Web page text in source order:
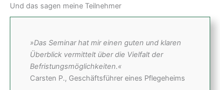
Und das sagen meine Teilnehmer
»Das Seminar hat mir einen guten und klaren
Überblick vermittelt über die Vielfalt der
Befristungsmöglichkeiten.«
Carsten P., Geschäftsführer eines Pflegeheims